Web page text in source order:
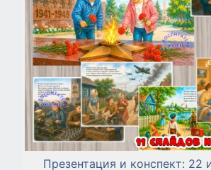
Презентация и конспект: 22